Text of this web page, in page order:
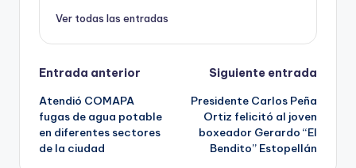
Ver todas las entradas
Navegación
de
entradas
Entrada anterior
Atendió COMAPA
fugas de agua potable
en diferentes sectores
de la ciudad
Siguiente entrada
Presidente Carlos Peña
Ortiz felicitó al joven
boxeador Gerardo “El
Bendito” Estopellán